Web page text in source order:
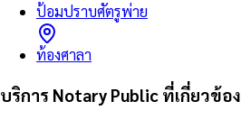
ป้อมปราบศัตรูพ่าย
ท้องศาลา
บริการ Notary Public ที่เกี่ยวข้อง